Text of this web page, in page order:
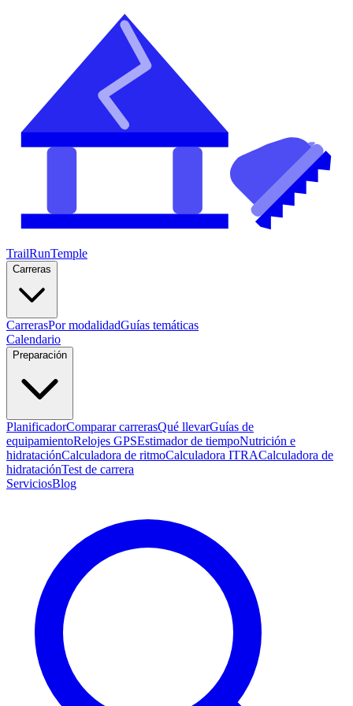
TrailRunTemple
Carreras
CarrerasPor modalidadGuías temáticas
Calendario
Preparación
PlanificadorComparar carrerasQué llevarGuías de
equipamientoRelojes GPSEstimador de tiempoNutrición e
hidrataciónCalculadora de ritmoCalculadora ITRACalculadora de
hidrataciónTest de carrera
ServiciosBlog